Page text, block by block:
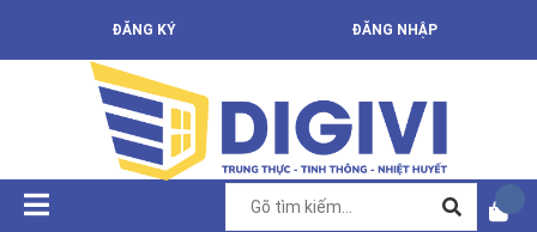
ĐĂNG KÝ ĐĂNG NHẬP